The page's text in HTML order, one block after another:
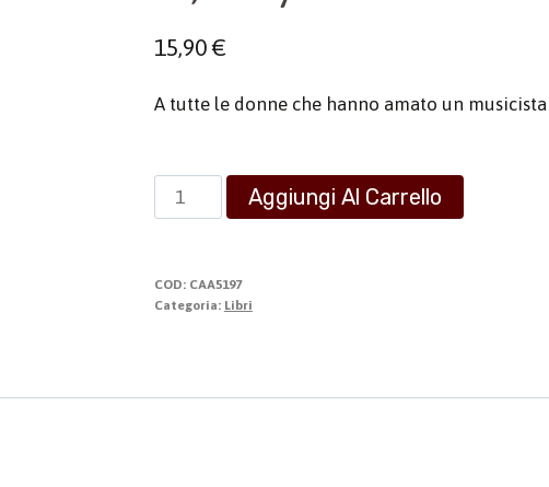
15,90€
A tutte le donne che hanno amato un musicista
Aloysia
Aggiungi Al Carrello
COD: CAA5197
Categoria: Libri